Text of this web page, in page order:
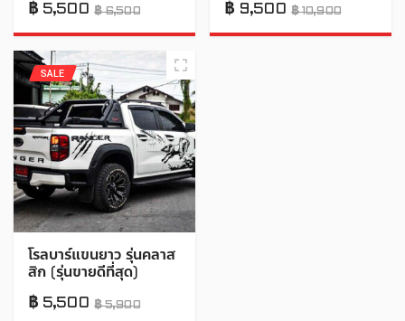
฿ 5,500 ฿6,500 ฿ 9,500 ฿10,900
SALE
โรลบาร์แขนยาว รุ่นคลาส
สิก (รุ่นขายดีที่สุด)
฿ 5,500 ฿5,900